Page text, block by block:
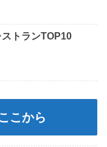
トランTOP10
こから